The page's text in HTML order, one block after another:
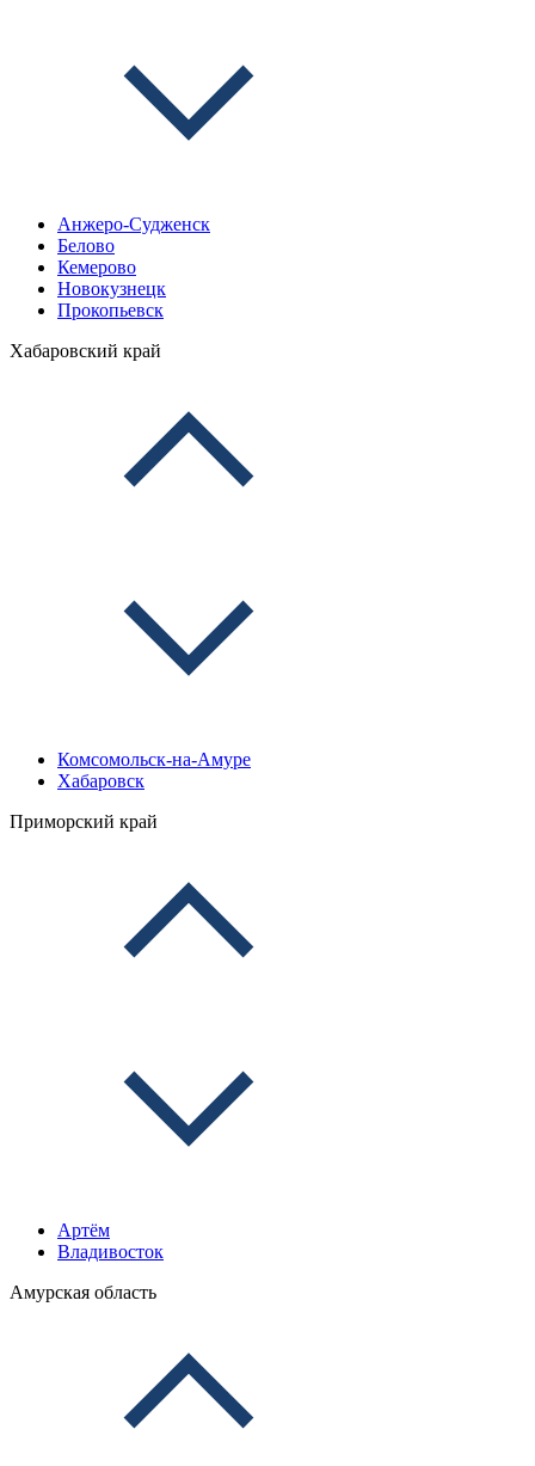
Анжеро-Судженск
Белово
Кемерово
Новокузнецк
Прокопьевск
Хабаровский край
Комсомольск-на-Амуре
Хабаровск
Приморский край
Артём
Владивосток
Амурская область